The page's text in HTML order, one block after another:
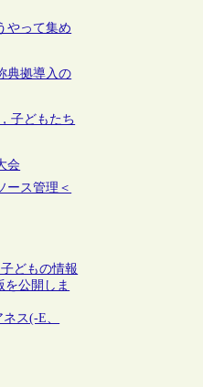
やって集め
典拠導入の
子どもたち
会
ース管理＜
どもの情報
公開しま
ス(-E、